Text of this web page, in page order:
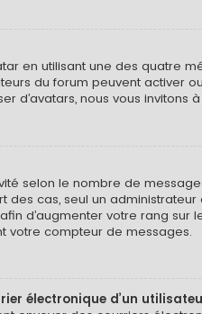
en utilisant une des quatre
du forum peuvent activer
d’avatars, nous vous
selon le nombre de
cas, seul un
d’augmenter votre rang sur
votre compteur de messages.
électronique d’un